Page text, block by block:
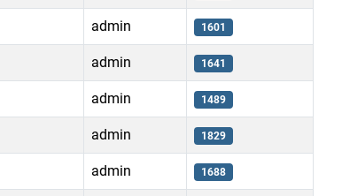
admin 1601
admin 1641
admin 1489
admin 1829
admin 1688